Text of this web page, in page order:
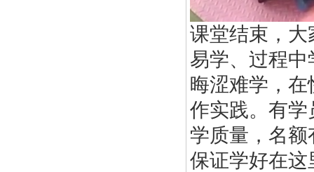
课堂结束，
易学、过程
晦涩难学，
作实践。有
学质量，名
保证学好在